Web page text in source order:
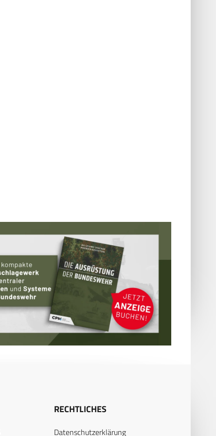
RECHTLICHES
Datenschutzerklärung